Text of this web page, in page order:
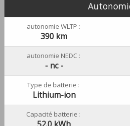
autonomie WLTP :
390 km
autonomie NEDC :
- nc -
Type de batterie :
Lithium-ion
Capacité batterie :